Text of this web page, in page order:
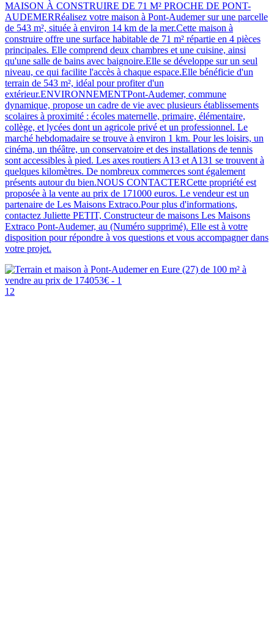
MAISON À CONSTRUIRE DE 71 M² PROCHE DE PONT-
AUDEMERRéalisez votre maison à Pont-Audemer sur une parcelle
de 543 m², située à environ 14 km de la mer.Cette maison à
construire offre une surface habitable de 71 m² répartie en 4 pièces
principales. Elle comprend deux chambres et une cuisine, ainsi
qu'une salle de bains avec baignoire.Elle se développe sur un seul
niveau, ce qui facilite l'accès à chaque espace.Elle bénéficie d'un
terrain de 543 m², idéal pour profiter d'un
extérieur.ENVIRONNEMENTPont-Audemer, commune
dynamique, propose un cadre de vie avec plusieurs établissements
scolaires à proximité : écoles maternelle, primaire, élémentaire,
collège, et lycées dont un agricole privé et un professionnel. Le
marché hebdomadaire se trouve à environ 1 km. Pour les loisirs, un
cinéma, un théâtre, un conservatoire et des installations de tennis
sont accessibles à pied. Les axes routiers A13 et A131 se trouvent à
quelques kilomètres. De nombreux commerces sont également
présents autour du bien.NOUS CONTACTERCette propriété est
proposée à la vente au prix de 171000 euros. Le vendeur est un
partenaire de Les Maisons Extraco.Pour plus d'informations,
contactez Juliette PETIT, Constructeur de maisons Les Maisons
Extraco Pont-Audemer, au (Numéro supprimé). Elle est à votre
disposition pour répondre à vos questions et vous accompagner dans
votre projet.
12